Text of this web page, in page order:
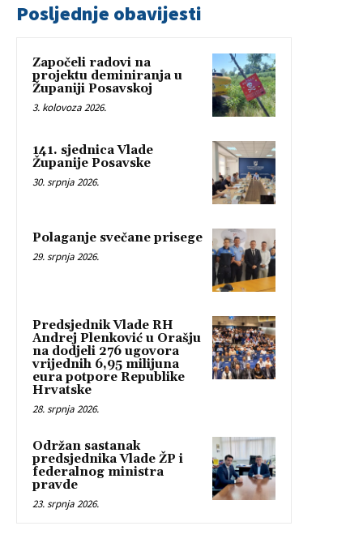
Posljednje obavijesti
Započeli radovi na
projektu deminiranja u
Županiji Posavskoj
3. kolovoza 2026.
141. sjednica Vlade
Županije Posavske
30. srpnja 2026.
Polaganje svečane prisege
29. srpnja 2026.
Predsjednik Vlade RH
Andrej Plenković u Orašju
na dodjeli 276 ugovora
vrijednih 6,95 milijuna
eura potpore Republike
Hrvatske
28. srpnja 2026.
Održan sastanak
predsjednika Vlade ŽP i
federalnog ministra
pravde
23. srpnja 2026.